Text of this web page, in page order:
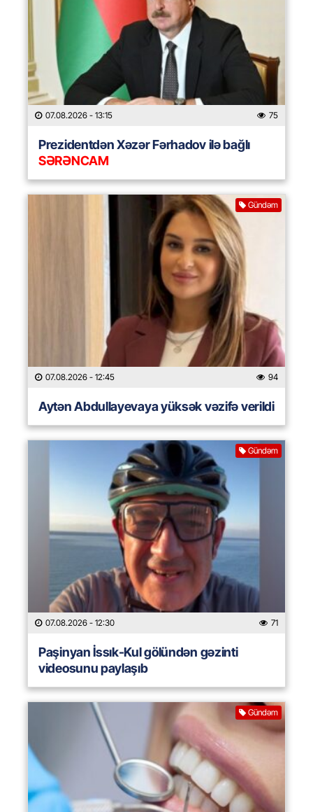
07.08.2026 - 13:15 75
Prezidentdən Xəzər Fərhadov ilə bağlı
SƏRƏNCAM
Gündəm
07.08.2026 - 12:45 94
Aytən Abdullayevaya yüksək vəzifə verildi
Gündəm
07.08.2026 - 12:30 71
Paşinyan İssık-Kul gölündən gəzinti
videosunu paylaşıb
Gündəm